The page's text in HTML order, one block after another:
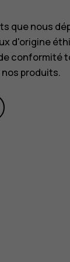
que nous
d'origine
conformité
produits.